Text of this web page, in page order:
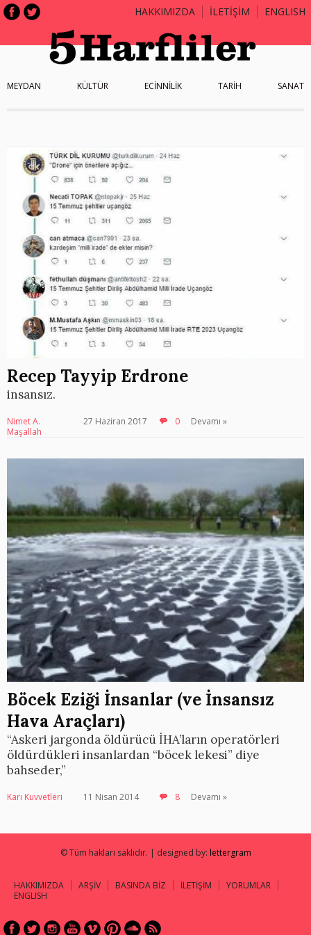
HAKKIMIZDA İLETİŞİM ENGLISH
MEYDAN KÜLTÜR ECİNNİLİK TARİH SANAT
Recep Tayyip Erdrone
insansız.
Nimet A.
Maşallah
27 Haziran 2017 0 Devamı »
Böcek Eziği İnsanlar (ve İnsansız
Hava Araçları)
“Askeri jargonda öldürücü İHA’ların operatörleri
öldürdükleri insanlardan “böcek lekesi” diye
bahseder,”
Karı Kuvvetleri 11 Nisan 2014 8 Devamı »
© Tüm hakları saklıdır. | designed by: lettergram
HAKKIMIZDA ARŞİV BASINDA BİZ İLETİŞİM
YORUMLAR
ENGLISH